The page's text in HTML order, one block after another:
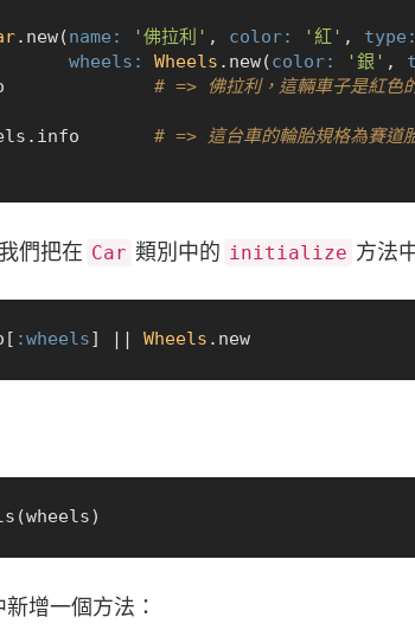
.new(name: '佛拉利' , color: '紅' , type:
wheels:
Wheels .new(color: '銀' ,
# => 佛拉利，這輛車子是紅色
# => 這台車的輪胎規格為賽道
們把在 Car 類別中的 initialize 方法
:wheels] | | Wheels .new
增一個方法：